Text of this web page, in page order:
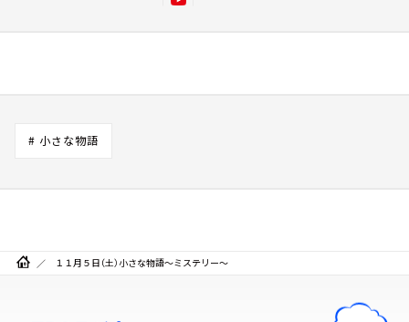
# 小さな物語
１１月５日（土）小さな物語～ミステリー～